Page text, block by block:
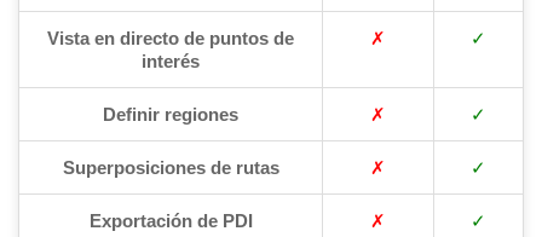
Vista en directo de puntos de
interés
✗ ✓
Definir regiones ✗ ✓
Superposiciones de rutas ✗ ✓
Exportación de PDI ✗ ✓